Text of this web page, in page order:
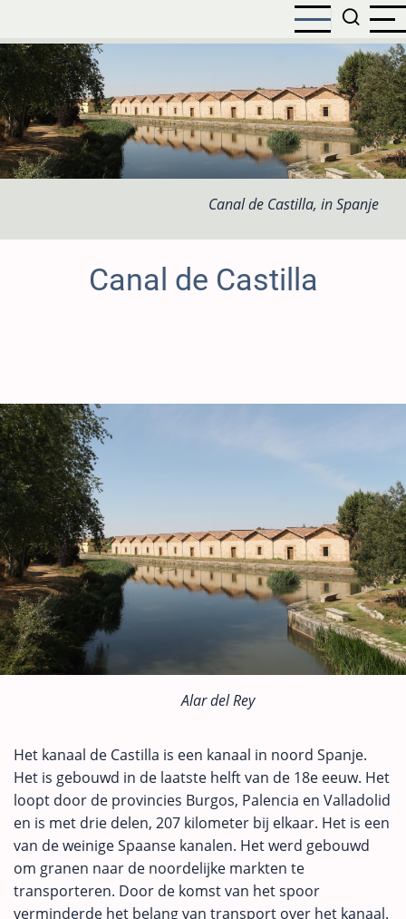
naar
de
inhoud
gaan
Canal de Castilla, in Spanje
Canal de Castilla
Alar del Rey
Het kanaal de Castilla is een kanaal in noord Spanje.
Het is gebouwd in de laatste helft van de 18e eeuw. Het
loopt door de provincies Burgos, Palencia en Valladolid
en is met drie delen, 207 kilometer bij elkaar. Het is een
van de weinige Spaanse kanalen. Het werd gebouwd
om granen naar de noordelijke markten te
transporteren. Door de komst van het spoor
verminderde het belang van transport over het kanaal.